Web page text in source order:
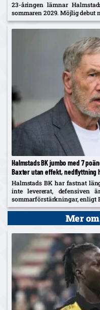
23-åringen lämnar
sommaren 2029. Möjlig debut
Halmstads BK jumbo med 7
Baxter utan effekt, nedflyttning
Halmstads BK har fastnat
inte levererat, defensiven
sommarförstärkningar, enligt
Mer